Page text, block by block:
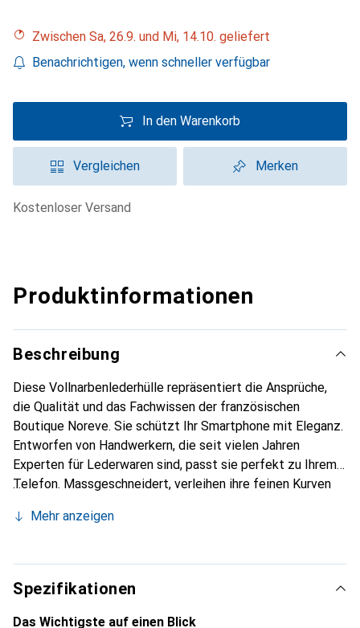
Zwischen Sa, 26.9. und Mi, 14.10. geliefert
Benachrichtigen, wenn schneller verfügbar
In den Warenkorb
Vergleichen Merken
kostenloser Versand
Produktinformationen
Beschreibung
Diese Vollnarbenlederhülle repräsentiert die Ansprüche,
die Qualität und das Fachwissen der französischen
Boutique Noreve. Sie schützt Ihr Smartphone mit Eleganz.
Entworfen von Handwerkern, die seit vielen Jahren
Experten für Lederwaren sind, passt sie perfekt zu Ihrem
Telefon. Massgeschneidert, verleihen ihre feinen Kurven
unverzichtbaren Accessoire für Ihr Smartphone.
die Marke Noreve eine sichere Wahl für eine
anspruchsvolle Kundschaft.
Mehr anzeigen
Spezifikationen
Das Wichtigste auf einen Blick